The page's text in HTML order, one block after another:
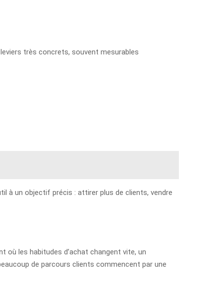
très concrets, souvent mesurables
à un objectif précis : attirer plus de clients, vendre
où les habitudes d’achat changent vite, un
de parcours clients commencent par une